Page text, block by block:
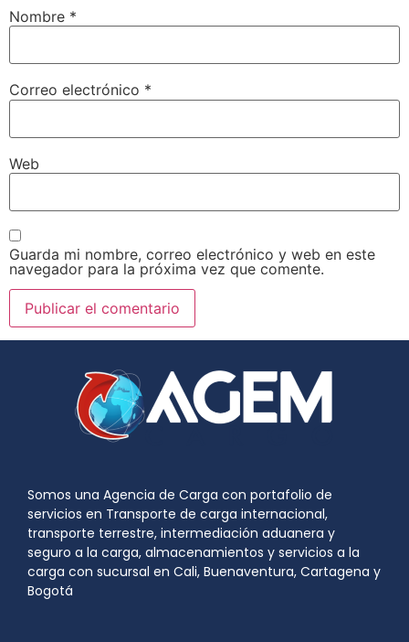
Nombre *
Correo electrónico *
Web
Guarda mi nombre, correo electrónico y web en este
navegador para la próxima vez que comente.
Somos una Agencia de Carga con portafolio de
servicios en Transporte de carga internacional,
transporte terrestre, intermediación aduanera y
seguro a la carga, almacenamientos y servicios a la
carga con sucursal en Cali, Buenaventura, Cartagena y
Bogotá